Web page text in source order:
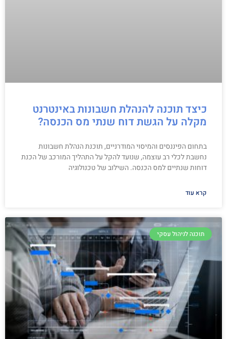
כיצד תוכנה להנהלת חשבונות באינטרנט
מקלה על הגשת דוח שנתי מס הכנסה?
בתחום הפיננסים והמיסוי המודרניים, תוכנת הנהלת חשבונות
נחשבת לכלי רב עוצמה, שנועד להקל על התהליך המורכב של הכנת
דוחות שנתיים למס הכנסה. השילוב של טכנולוגיה
קרא עוד
תוכנה לניהול עסקי